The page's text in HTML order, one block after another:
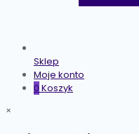
Sklep
Moje konto
0 Koszyk
×